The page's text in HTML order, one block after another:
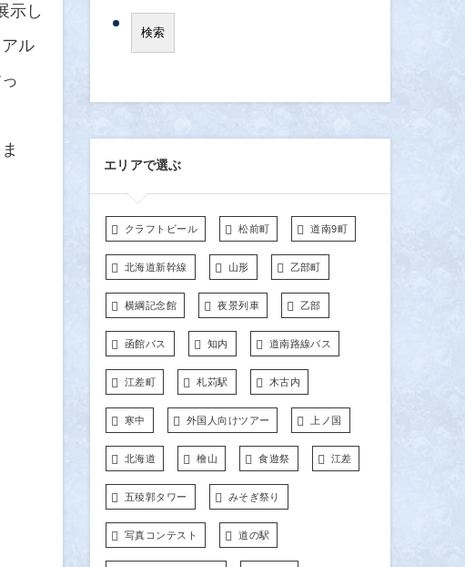
示し
ル
エリアで選ぶ
クラフトビール 松前町 道南9町
北海道新幹線 山形 乙部町
横綱記念館 夜景列車 乙部
函館バス 知内 道南路線バス
江差町 札苅駅 木古内
寒中 外国人向けツアー 上ノ国
北海道 檜山 食遊祭 江差
五稜郭タワー みそぎ祭り
写真コンテスト 道の駅